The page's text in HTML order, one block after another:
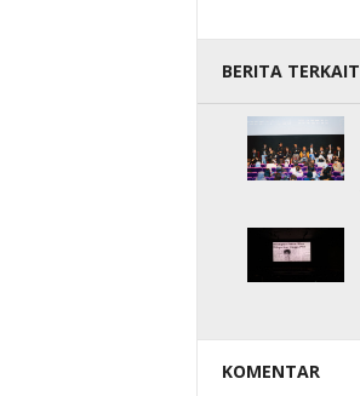
BERITA TERKAIT
KOMENTAR